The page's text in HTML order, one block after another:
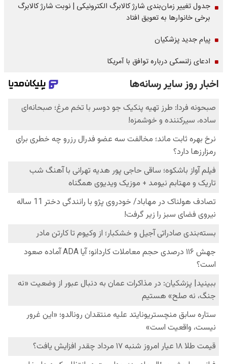
جدول تغییر زمان‌بندی شارژ کالابرگ الکترونیکی | نوبت شارژ کالابرگ
برخی خانوارها به تعویق افتاد
پیام جدید پزشکیان
ادعای زلنسکی درباره توافق با آمریکا